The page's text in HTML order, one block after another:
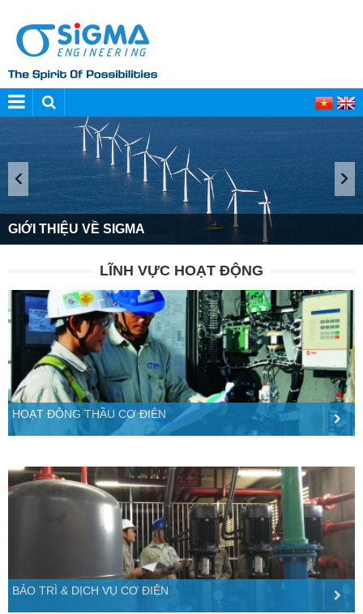
GIỚI THIỆU VỀ SIGMA
LĨNH VỰC HOẠT ĐỘNG
HOẠT ĐỘNG THẦU CƠ ĐIỆN
BẢO TRÌ & DỊCH VỤ CƠ ĐIỆN